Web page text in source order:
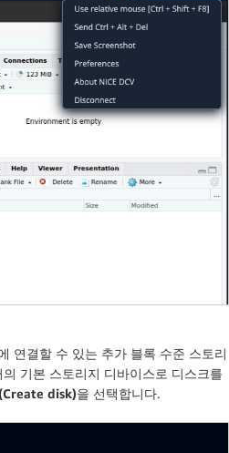
연결할 수 있는 추가 블록 수준 스토리
기본 스토리지 디바이스로 디스크를
disk)을 선택합니다.